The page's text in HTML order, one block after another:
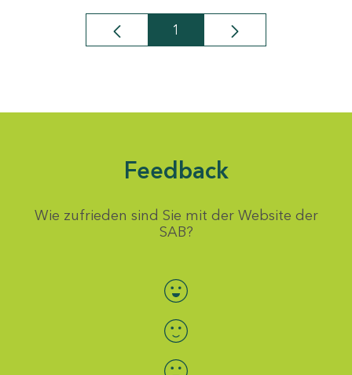
Seite
1
Feedback
Wie zufrieden sind Sie mit der Website der
SAB?
Bewertung auswählen